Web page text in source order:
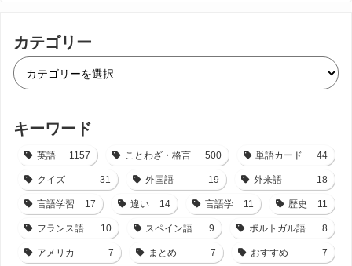
カテゴリー
キーワード
英語 1157 ことわざ・格言 500 単語カード 44
クイズ 31 外国語 19 外来語 18
言語学習 17 違い 14 言語学 11 歴史 11
フランス語 10 スペイン語 9 ポルトガル語 8
アメリカ 7 まとめ 7 おすすめ 7